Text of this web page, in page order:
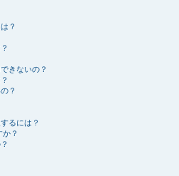
？
きないの？
？
るには？
？